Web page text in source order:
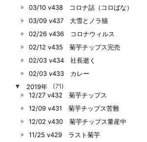
03/10 v438 コロナ話（コロばな）
03/09 v437 大雪とノラ猫
02/26 v436 コロナウィルス
02/12 v435 菊芋チップス完売
02/03 v434 社長逝く
02/03 v433 カレー
▼
2019年
(71)
12/27 v432 菊芋チップス
12/09 v431 菊芋チップス苦難
12/02 v430 菊芋チップス量産中
11/25 v429 ラスト菊芋